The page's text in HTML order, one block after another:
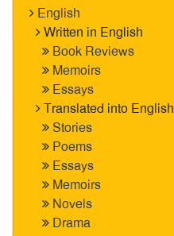
English
Written in English
Book Reviews
Memoirs
Essays
Translated into English
Stories
Poems
Essays
Memoirs
Novels
Drama